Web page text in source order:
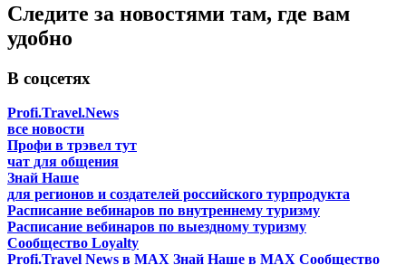
Следите за новостями там, где вам
удобно
В соцсетях
Profi.Travel.News
все новости
Профи в трэвел тут
чат для общения
Знай Наше
для регионов и создателей российского турпродукта
Расписание вебинаров по внутреннему туризму
Расписание вебинаров по выездному туризму
Сообщество Loyalty
Profi.Travel News в MAX Знай Наше в MAX Сообщество